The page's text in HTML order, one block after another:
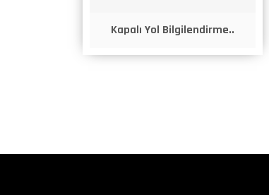
Kapalı Yol Bilgilendirme..